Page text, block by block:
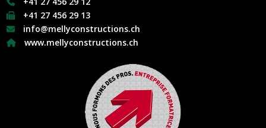
+41 27 456 29 13
info@mellyconstructions.ch
www.mellyconstructions.ch